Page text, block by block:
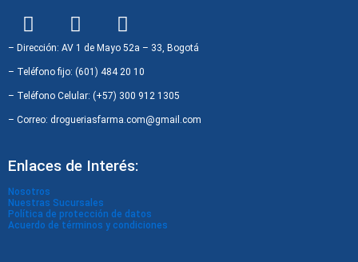
F
a
c
e
b
o
I
n
s
t
a
g
m
W
h
a
t
s
a
– Dirección: AV 1 de Mayo 52a – 33, Bogotá
– Teléfono fijo: (601) 484 20 10
– Teléfono Celular: (+57) 300 912 1305
– Correo: drogueriasfarma.com@gmail.com
Enlaces de Interés:
Nosotros
Nuestras Sucursales
Política de protección de datos
Acuerdo de términos y condiciones